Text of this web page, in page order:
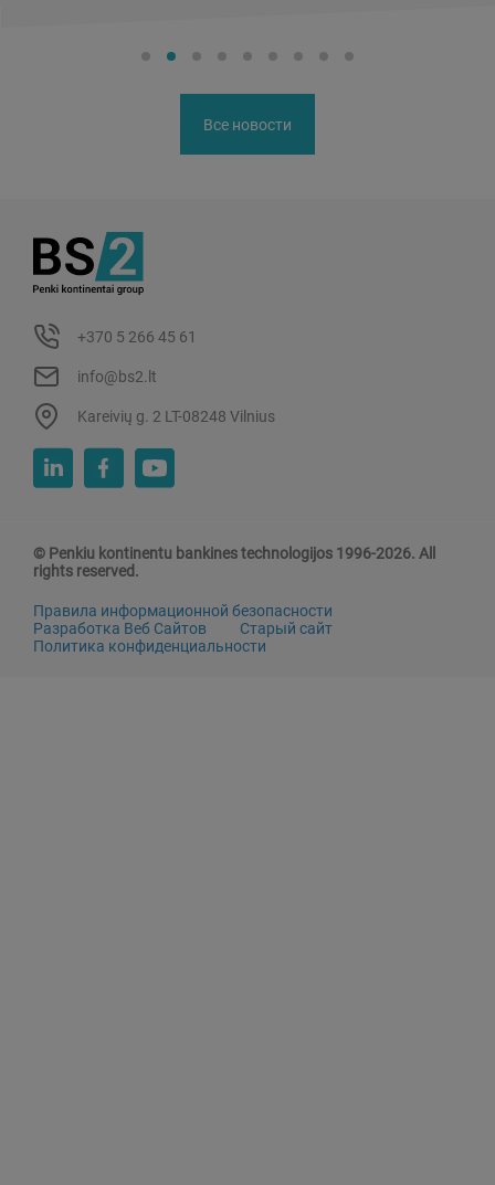
Все новости
+370 5 266 45 61
info@bs2.lt
Kareivių g. 2 LT-08248 Vilnius
© Penkiu kontinentu bankines technologijos 1996-2026. All
rights reserved.
Правила информационной безопасности
Разработка Веб Сайтов
Старый сайт
Политика конфиденциальности